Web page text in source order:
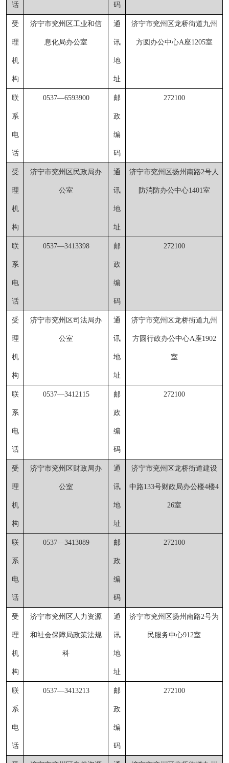
话 码
受
理
机
构
济宁市兖州区工业和信
息化局办公室
通
讯
地
址
济宁市兖州区龙桥街道九州
方圆办公中心A座1205室
联
系
电
话
0537—6593900 邮
政
编
码
272100
受
理
机
构
济宁市兖州区民政局办
公室
通
讯
地
址
济宁市兖州区扬州南路2号人
防消防办公中心1401室
联
系
电
话
0537—3413398 邮
政
编
码
272100
受
理
机
构
济宁市兖州区司法局办
公室
通
讯
地
址
济宁市兖州区龙桥街道九州
方圆行政办公中心A座1902
室
联
系
电
话
0537—3412115 邮
政
编
码
272100
受
理
机
构
济宁市兖州区财政局办
公室
通
讯
地
址
济宁市兖州区龙桥街道建设
中路133号财政局办公楼4楼4
26室
联
系
电
话
0537—3413089 邮
政
编
码
272100
受
理
机
构
济宁市兖州区人力资源
和社会保障局政策法规
科
通
讯
地
址
济宁市兖州区扬州南路2号为
民服务中心91 2室
联
系
电
话
0537—3413213 邮
政
编
码
272100